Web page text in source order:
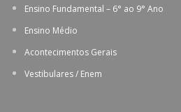
Ensino Fundamental – 6° ao 9° Ano
Ensino Médio
Acontecimentos Gerais
Vestibulares / Enem